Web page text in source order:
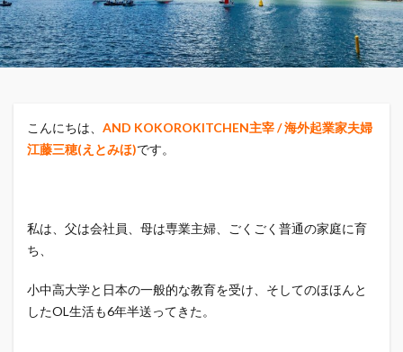
こんにちは、 AND KOKOROKITCHEN主宰 / 海外起業家夫婦
江藤三穂(えとみほ)です。
私は、父は会社員、母は専業主婦、ごくごく普通の家庭に育
ち、
小中高大学と日本の一般的な教育を受け、そしてのほほんと
したOL生活も6年半送ってきた。